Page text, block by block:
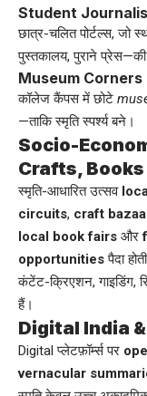
Student
छात्र-चलित पोर्टल्स, जो
पुस्तकालय, पुराने प्रेस—की
Museum Corners
कॉलेज कैंपस में छोटे
—ताकि स्मृति स्पर्श्य बने।
Socio-
Crafts,
स्मृति-आधारित उत्सव
circuits, craft
local book fairs और
opportunitiesपैदा
कंटेंट-क्रिएशन, गाइडिंग,
हैं।
Digital India &
Digital प्लेटफ़ॉर्म्स पर
vernacular